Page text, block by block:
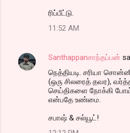
ரிப்பீட்டு.
11:52 AM
Santhappanசாந்தப்பன்
நெத்தியடி. சரியா
(ஒரு சிலரைத் தவர),
செய்திகளை நோக்கி
என்பதே உண்மை.
சபாஷ் & சல்யூட்!